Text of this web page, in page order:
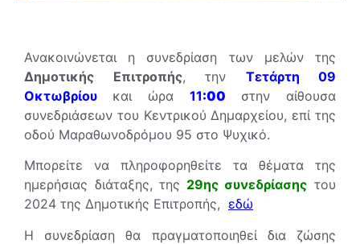
Ανακοινώνεται η συνεδρίαση των μελών της
Δημοτικής Επιτροπής, την Τετάρτη 09
Οκτωβρίου και ώρα 11:00
στην αίθουσα
συνεδριάσεων του Κεντρικού Δημαρχείου, επί της
οδού Μαραθωνοδρόμου 95 στο Ψυχικό.
Μπορείτε να πληροφορηθείτε τα θέματα της
ημερήσιας διάταξης, της 29ης συνεδρίασης του
2024 της Δημοτικής Επιτροπής, εδώ
Η συνεδρίαση θα πραγματοποιηθεί δια ζώσης